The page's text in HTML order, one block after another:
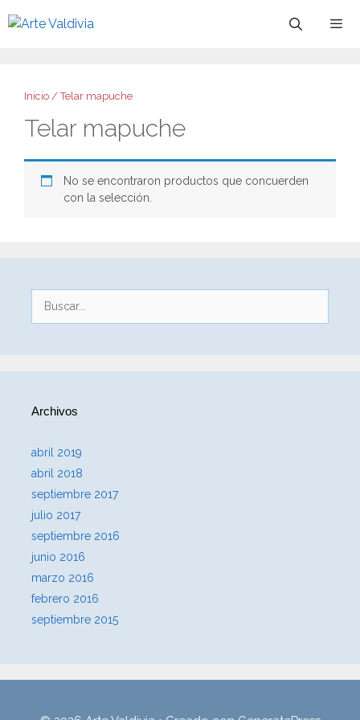
Inicio / Telar mapuche
Telar mapuche
No se encontraron productos que concuerden
con la selección.
Archivos
abril 2019
abril 2018
septiembre 2017
julio 2017
septiembre 2016
junio 2016
marzo 2016
febrero 2016
septiembre 2015